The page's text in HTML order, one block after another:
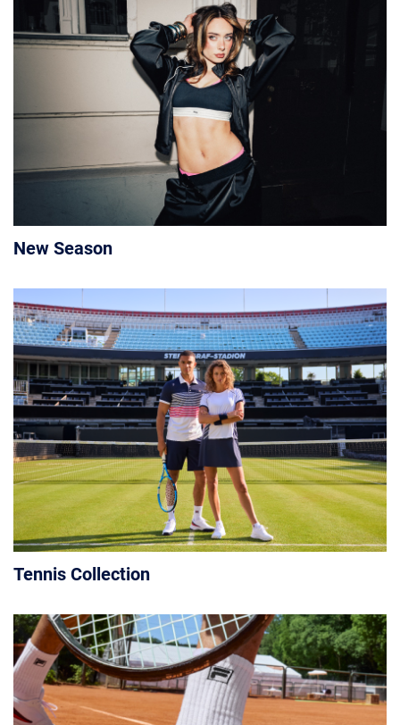
New Season
Tennis Collection